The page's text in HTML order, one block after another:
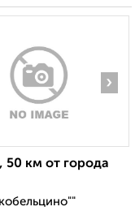
›
50 км от города